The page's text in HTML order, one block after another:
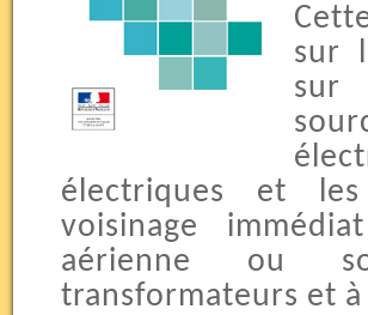
sur
sur
électriques et les
voisinage
aérienne ou
transformateurs et